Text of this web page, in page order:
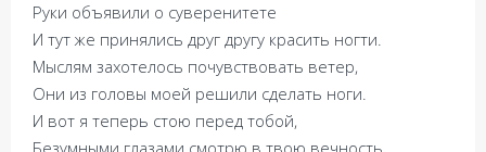
Руки объявили о суверенитете
И тут же принялись друг другу красить ногти.
Мыслям захотелось почувствовать ветер,
Они из головы моей решили сделать ноги.
И вот я теперь стою перед тобой,
Безумными глазами смотрю в твою вечность,